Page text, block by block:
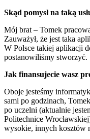
Skąd pomysł na taką
Mój brat – Tomek
Zauważył, że jest taka
W Polsce takiej aplikacji
postanowiliśmy stworzyć.
Jak finansujecie wasz
Oboje jesteśmy
sami po godzinach,
po uczelni (aktualnie
Politechnice
wysokie, innych kosztów